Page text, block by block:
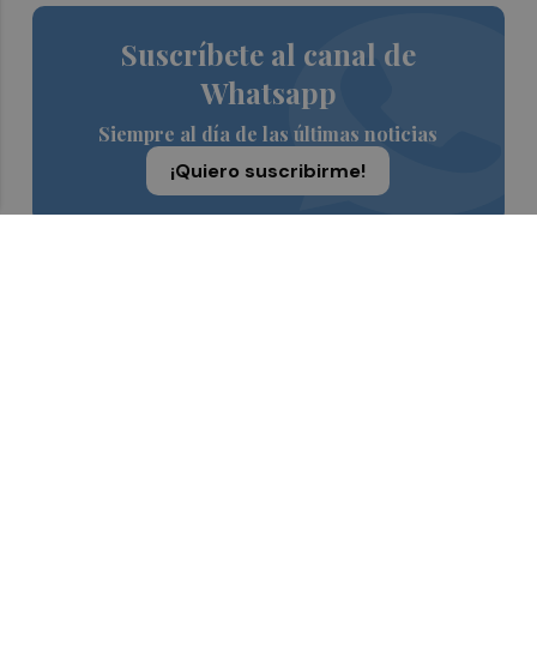
Suscríbete al canal de
Whatsapp
Siempre al día de las últimas noticias
¡Quiero suscribirme!